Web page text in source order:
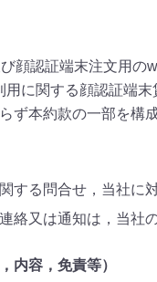
顔認証端末注文用
に関する顔認証端
ず本約款の一部を構
る問合せ，当社に
又は通知は，当社
内容，免責等）